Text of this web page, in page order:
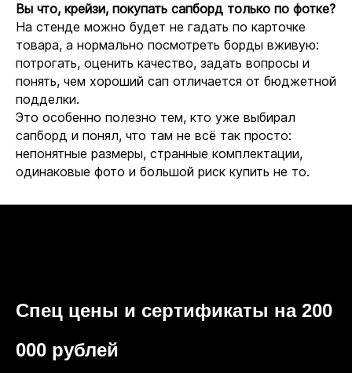
Вы что, крейзи, покупать сапборд только по фотке?
На стенде можно будет не гадать по карточке
товара, а нормально посмотреть борды вживую:
потрогать, оценить качество, задать вопросы и
понять, чем хороший сап отличается от бюджетной
подделки.
Это особенно полезно тем, кто уже выбирал
сапборд и понял, что там не всё так просто:
непонятные размеры, странные комплектации,
одинаковые фото и большой риск купить не то.
Спец цены и сертификаты на 200
000 рублей